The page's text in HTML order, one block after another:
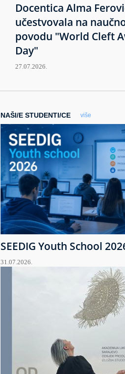
Docentica Alma
učestvovala na
povodu "World Cleft
Day"
27.07.2026.
NAŠI/E STUDENTI/CE više
SEEDIG Youth School
31.07.2026.